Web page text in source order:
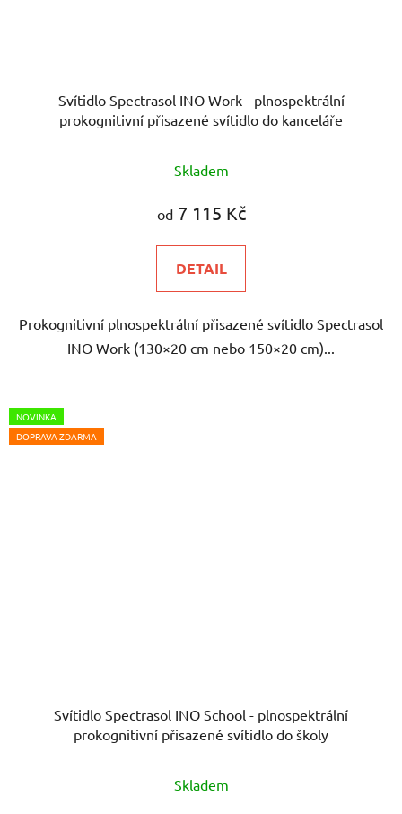
Svítidlo Spectrasol INO Work - plnospektrální
prokognitivní přisazené svítidlo do kanceláře
hodnocení
produktu
5,0
z
hvězdiček.
Skladem
od7 115 Kč
DETAIL
Prokognitivní plnospektrální přisazené svítidlo Spectrasol
INO Work (130×20 cm nebo 150×20 cm)...
NOVINKA
DOPRAVA ZDARMA
Svítidlo Spectrasol INO School - plnospektrální
prokognitivní přisazené svítidlo do školy
Skladem